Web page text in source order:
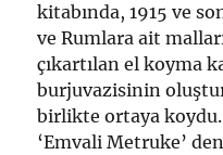
kitabında, 1915 ve
ve Rumlara ait
çıkartılan el koyma
burjuvazisinin
birlikte ortaya
‘Emvali Metruke’